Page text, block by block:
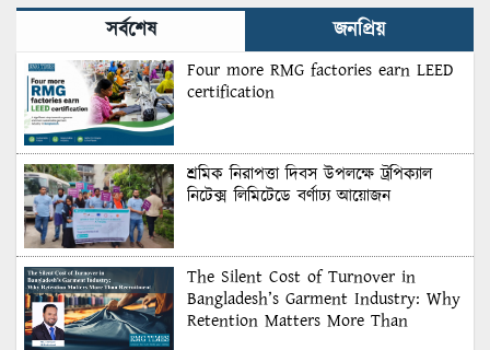
সর্বশেষ জনপ্রিয়
Four more RMG factories earn LEED
certification
শ্রমিক নিরাপত্তা দিবস উপলক্ষে ট্রপিক্যাল
নিটেক্স লিমিটেডে বর্ণাঢ্য আয়োজন
The Silent Cost of Turnover in
Bangladesh’s Garment Industry: Why
Retention Matters More Than